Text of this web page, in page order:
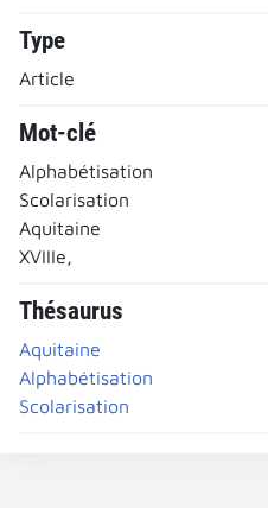
Type
Article
Mot-clé
Alphabétisation
Scolarisation
Aquitaine
XVIIIe,
Thésaurus
Aquitaine
Alphabétisation
Scolarisation